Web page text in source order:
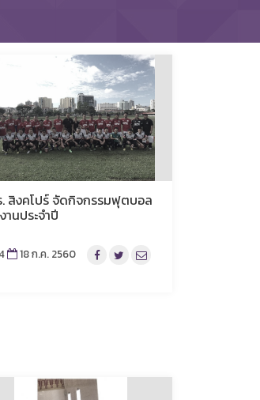
สิงคโปร์ จัดกิจกรรมฟุตบอล
านประจำปี
18 ก.ค. 2560